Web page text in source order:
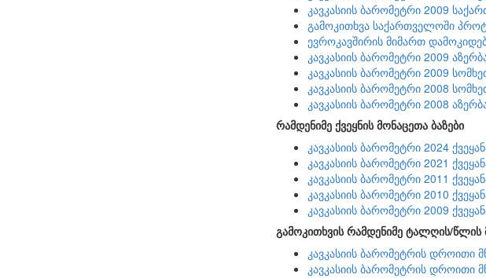
კავკასიის ბარომეტრი 2009
გამოკითხვა საქართველოში
ევროკავშირის მიმართ
კავკასიის ბარომეტრი 2009
კავკასიის ბარომეტრი 2009
კავკასიის ბარომეტრი 2008
კავკასიის ბარომეტრი 2008
რამდენიმე ქვეყნის მონაცეთა ბაზები
კავკასიის ბარომეტრი 2024
კავკასიის ბარომეტრი 2021
კავკასიის ბარომეტრი 2011
კავკასიის ბარომეტრი 2010
კავკასიის ბარომეტრი 2009
გამოკითხვის რამდენიმე ტალღის/წლის
კავკასიის ბარომეტრის დროითი
კავკასიის ბარომეტრის დროითი